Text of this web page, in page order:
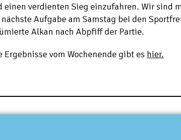
einen verdienten Sieg einzufahren. Wir sind
Aufgabe am Samstag bei den
Alkan nach Abpfiff der Partie.
Ergebnisse vom Wochenende gibt es hier.